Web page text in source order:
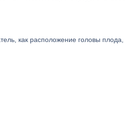
как расположение головы